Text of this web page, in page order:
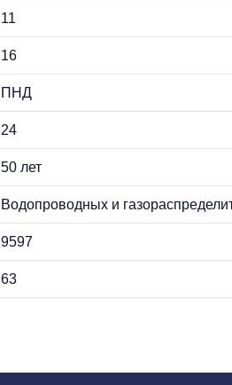
11
16
ПНД
24
50 лет
Водопроводных и
9597
63